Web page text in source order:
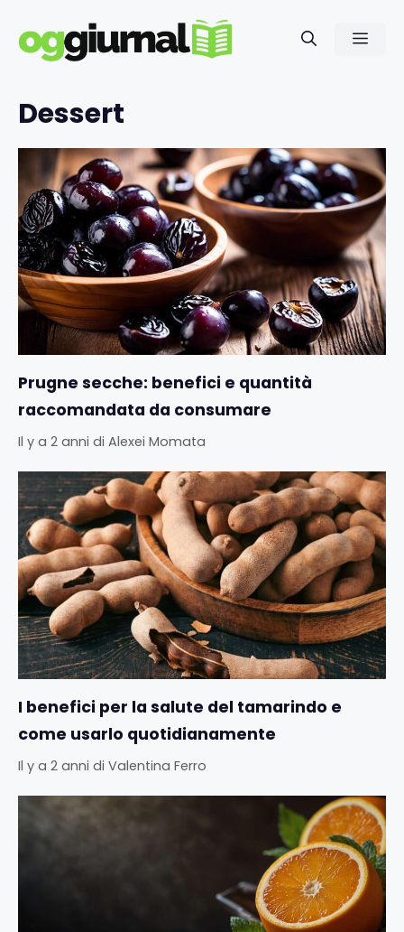
contenuto
Dessert
Prugne secche: benefici e quantità
raccomandata da consumare
Il y a 2 anni di Alexei Momata
I benefici per la salute del tamarindo e
come usarlo quotidianamente
Il y a 2 anni di Valentina Ferro